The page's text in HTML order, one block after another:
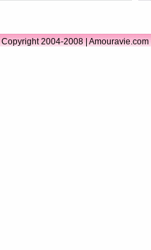
Copyright 2004-2008 |